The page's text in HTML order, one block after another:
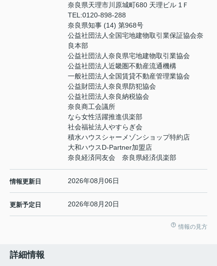
奈良県天理市川原城町680 天理ビル 1Ｆ
TEL:0120-898-288
奈良県知事 (14) 第968号
公益社団法人全国宅地建物取引業保証協会奈
良本部
公益社団法人奈良県宅地建物取引業協会
公益社団法人近畿圏不動産流通機構
一般社団法人全国賃貸不動産管理業協会
公益財団法人奈良県防犯協会
公益社団法人奈良納税協会
奈良商工会議所
なら女性活躍推進倶楽部
社会福祉法人やすらぎ会
積水ハウスシャーメゾンショップ特約店
大和ハウスD-Partner加盟店
奈良経済同友会 奈良県経済倶楽部
情報更新日 2026年08月06日
更新予定日 2026年08月20日
情報の見方
詳細情報